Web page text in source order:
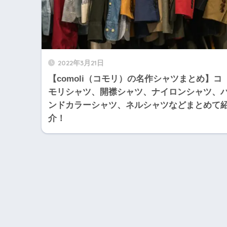
2022年3月21日
【comoli（コモリ）の名作シャツまとめ】コ
モリシャツ、開襟シャツ、ナイロンシャツ、
ンドカラーシャツ、ネルシャツなどまとめて
介！